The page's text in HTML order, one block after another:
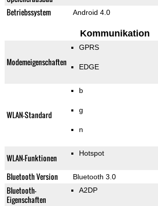
Betriebssystem
Android 4.0
Kommunikation
Modemeigenschaften
GPRS
EDGE
WLAN-Standard
b
g
n
WLAN-Funktionen Hotspot
Bluetooth Version Bluetooth 3.0
Bluetooth-
Eigenschaften
A2DP